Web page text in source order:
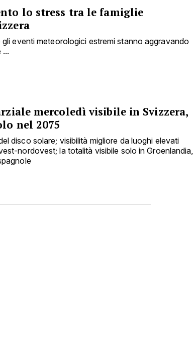
lo stress tra le famiglie
eventi meteorologici estremi stanno aggravando
...
mercoledì visibile in Svizzera,
nel 2075
disco solare; visibilità migliore da luoghi elevati
nordovest; la totalità visibile solo in Groenlandia,